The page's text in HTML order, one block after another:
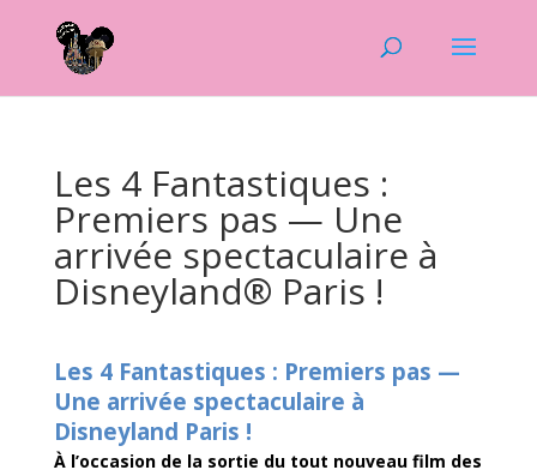
Les 4 Fantastiques :
Premiers pas — Une
arrivée spectaculaire à
Disneyland® Paris !
Les 4 Fantastiques : Premiers pas —
Une arrivée spectaculaire à
Disneyland Paris !
À l’occasion de la sortie du tout nouveau film des